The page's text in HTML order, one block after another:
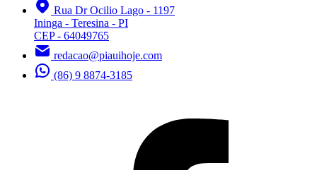
Rua Dr Ocilio Lago - 1197
Ininga - Teresina - PI
CEP - 64049765
redacao@piauihoje.com
(86) 9 8874-3185